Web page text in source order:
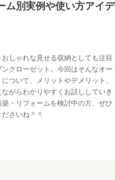
ム別実例や使い方アイデ
しゃれな見せる収納としても注目
ンクローゼット。今回はそんなオー
ついて、メリットやデメリット、
がらわかりやすくお話ししていき
築・リフォームを検討中の方、ぜひ
さいね＾＾